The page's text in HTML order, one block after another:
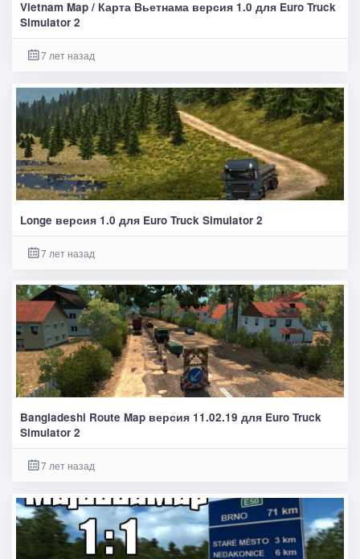
Vietnam Map / Карта Вьетнама версия 1.0 для Euro Truck
Simulator 2
7 лет назад
Longe версия 1.0 для Euro Truck Simulator 2
7 лет назад
Bangladeshi Route Map версия 11.02.19 для Euro Truck
Simulator 2
7 лет назад